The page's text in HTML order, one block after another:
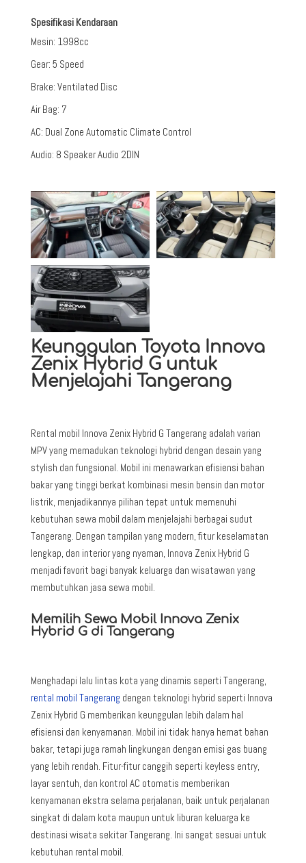
Spesifikasi Kendaraan
Mesin: 1998cc
Gear: 5 Speed
Brake: Ventilated Disc
Air Bag: 7
AC: Dual Zone Automatic Climate Control
Audio: 8 Speaker Audio 2DIN
Keunggulan Toyota Innova
Zenix Hybrid G untuk
Menjelajahi Tangerang
Rental mobil Innova Zenix Hybrid G Tangerang adalah varian
MPV yang memadukan teknologi hybrid dengan desain yang
stylish dan fungsional. Mobil ini menawarkan efisiensi bahan
bakar yang tinggi berkat kombinasi mesin bensin dan motor
listrik, menjadikannya pilihan tepat untuk memenuhi
kebutuhan sewa mobil dalam menjelajahi berbagai sudut
Tangerang. Dengan tampilan yang modern, fitur keselamatan
lengkap, dan interior yang nyaman, Innova Zenix Hybrid G
menjadi favorit bagi banyak keluarga dan wisatawan yang
membutuhkan jasa sewa mobil.
Memilih Sewa Mobil Innova Zenix
Hybrid G di Tangerang
Menghadapi lalu lintas kota yang dinamis seperti Tangerang,
rental mobil Tangerang dengan teknologi hybrid seperti Innova
Zenix Hybrid G memberikan keunggulan lebih dalam hal
efisiensi dan kenyamanan. Mobil ini tidak hanya hemat bahan
bakar, tetapi juga ramah lingkungan dengan emisi gas buang
yang lebih rendah. Fitur-fitur canggih seperti keyless entry,
layar sentuh, dan kontrol AC otomatis memberikan
kenyamanan ekstra selama perjalanan, baik untuk perjalanan
singkat di dalam kota maupun untuk liburan keluarga ke
destinasi wisata sekitar Tangerang. Ini sangat sesuai untuk
kebutuhan rental mobil.